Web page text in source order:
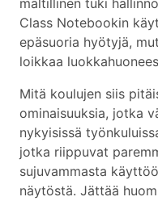
maltillinen tuki
Class Notebookin
epäsuoria hyötyjä,
loikkaa
Mitä koulujen siis
ominaisuuksia, jotka
nykyisissä
jotka riippuvat
sujuvammasta
näytöstä. Jättää